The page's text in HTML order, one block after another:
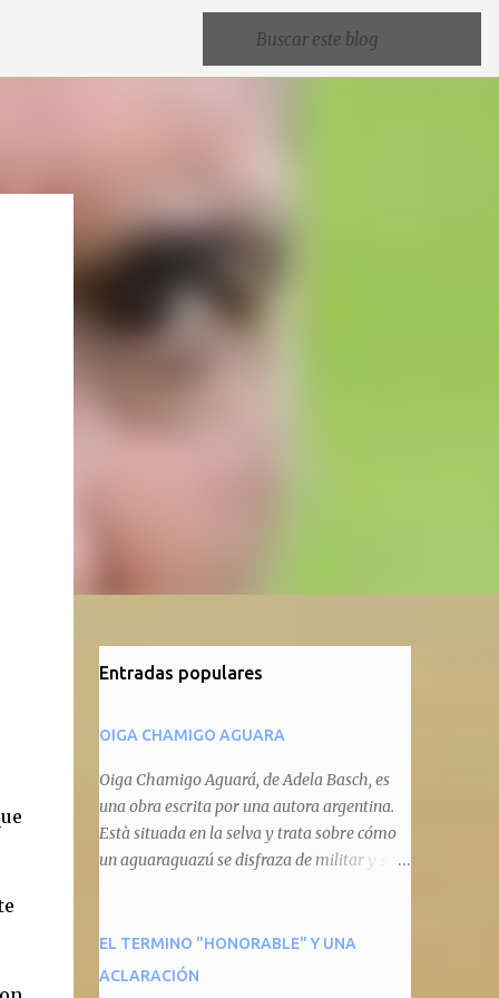
Entradas populares
OIGA CHAMIGO AGUARA
Oiga Chamigo Aguará, de Adela Basch, es
una obra escrita por una autora argentina.
Està situada en la selva y trata sobre cómo
un aguaraguazú se disfraza de militar y se
animal que pretenda circular por ahí. En
primera instancia aparece Teteu, el tero,
EL TERMINO "HONORABLE" Y UNA
ACLARACIÓN